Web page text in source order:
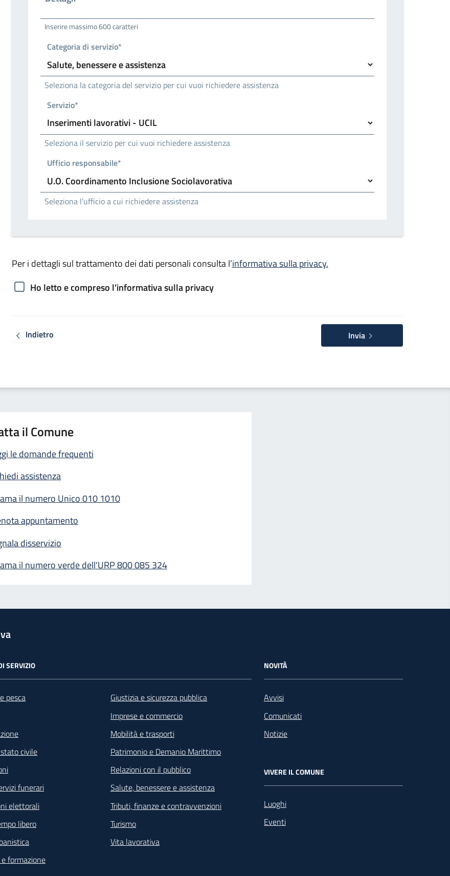
Inserire massimo 600 caratteri
Categoria di servizio*
Seleziona la categoria del servizio per cui vuoi richiedere assistenza
Servizio*
Seleziona il servizio per cui vuoi richiedere assistenza
Ufficio responsabile*
Seleziona l'ufficio a cui richiedere assistenza
Per i dettagli sul trattamento dei dati personali consulta l’informativa sulla privacy.
Ho letto e compreso l’informativa sulla privacy
Indietro Invia
il Comune
le domande frequenti
assistenza
il numero Unico 010 1010
appuntamento
disservizio
il numero verde dell'URP 800 085 324
SERVIZIO
pesca
civile
funerari
elettorali
libero
formazione
Giustizia e sicurezza pubblica
Imprese e commercio
Mobilità e trasporti
Patrimonio e Demanio Marittimo
Relazioni con il pubblico
Salute, benessere e assistenza
Tributi, finanze e contravvenzioni
Turismo
Vita lavorativa
NOVITÀ
Avvisi
Comunicati
Notizie
VIVERE IL COMUNE
Luoghi
Eventi